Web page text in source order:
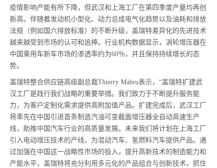
疫情影响产能有所下降，但武汉和上海工厂在第四季度产量均再创
新高。伴随着发动机小型化、动力总成电气化趋势以及油耗和排放
法规（例如国六排放标准）的不断升级，盖瑞特差异化的先进技术
越来越受到市场的认可和追捧。行业机构数据显示，涡轮增压器在
中国乘用车新车市场的渗透率约为60％，并且保持持续增长的态
势。
盖瑞特整合供应链高级副总裁Thierry Mabru表示，“盖瑞特扩建武
汉工厂是践行我们战略的重要举措。我们致力于不断提升服务能
力，为客户定制化需求提供高附加值产品。扩建完成后，武汉工厂
将率先在中国引进首条制造汽油可变截面增压器全自动高速生产
线，助推中国汽车行业的高质量发展。未来我们将计划在上海工厂
引入电动增压技术的产线，为混动汽车、氢燃料汽车提供产品。通
过加强在中国这一战略性市场的投入，提升高新技术的制造能力和
产能水平，盖瑞特将充分利用多元化的产品组合与创新技术，抓住